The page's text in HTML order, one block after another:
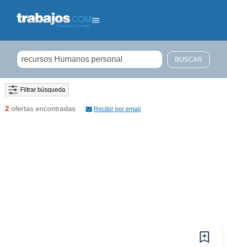
Filtrar búsqueda
2 ofertas encontradas Recibir por email